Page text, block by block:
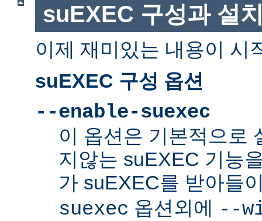
suEXEC 구성과 설
이제 재미있는 내용이 시
suEXEC 구성 옵션
--enable-suexec
이 옵션은 기본적으로
지않는 suEXEC 기능
가 suEXEC를 받아들
suexec 옵션외에
--